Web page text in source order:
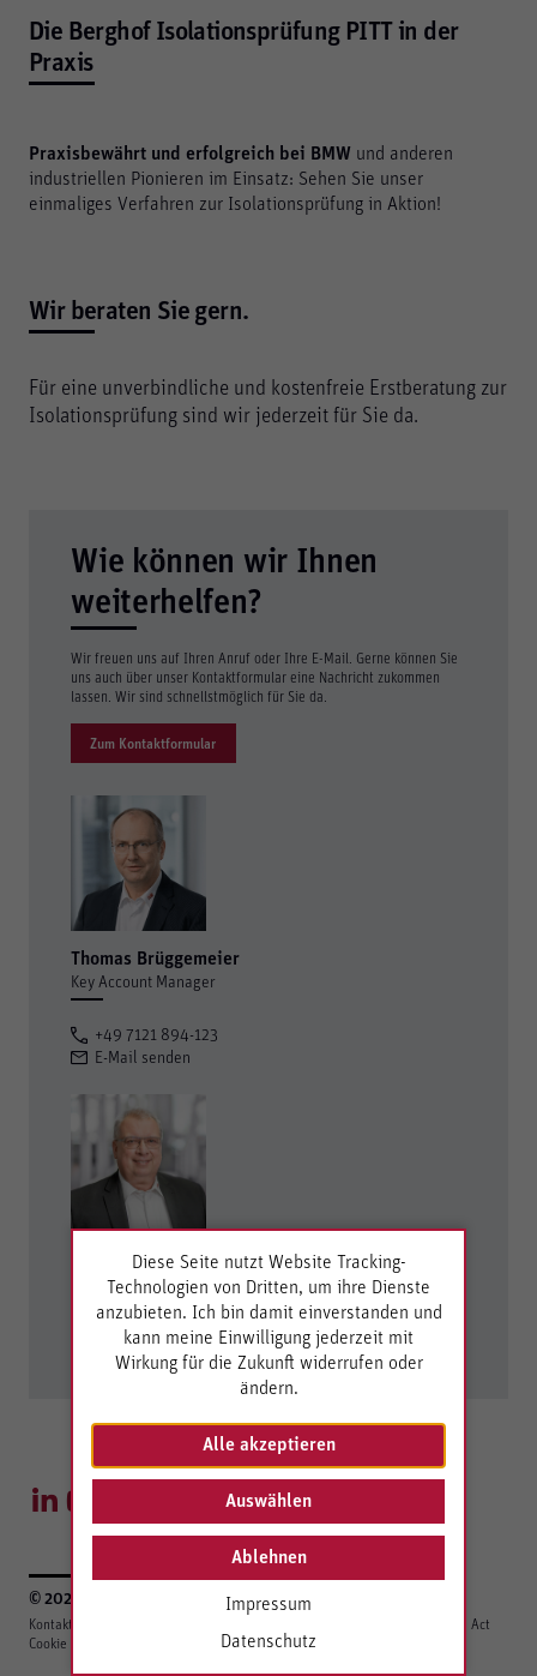
Die Berghof Isolationsprüfung PITT in der
Praxis
Praxisbewährt und erfolgreich bei BMW und anderen
industriellen Pionieren im Einsatz: Sehen Sie unser
einmaliges Verfahren zur Isolationsprüfung in Aktion!
Wir beraten Sie gern.
Für eine unverbindliche und kostenfreie Erstberatung zur
Isolationsprüfung sind wir jederzeit für Sie da.
Wie können wir Ihnen
weiterhelfen?
Wir freuen uns auf Ihren Anruf oder Ihre E-Mail. Gerne können Sie
uns auch über unser Kontaktformular eine Nachricht zukommen
lassen. Wir sind schnellstmöglich für Sie da.
Zum Kontaktformular
Thomas Brüggemeier
Key Account Manager
+49 7121 894-123
E-Mail senden
Peter Deckelmann
Technischer Vertrieb
+49 7121 894-117
E-Mail senden
© 2026 Berghof Automation GmbH
Kontakt
EU Data Act
Cookie Einstellungen
Diese Seite nutzt Website Tracking-
Technologien von Dritten, um ihre Dienste
anzubieten. Ich bin damit einverstanden und
kann meine Einwilligung jederzeit mit
Wirkung für die Zukunft widerrufen oder
ändern.
Alle akzeptieren
Auswählen
Ablehnen
Impressum
Datenschutz